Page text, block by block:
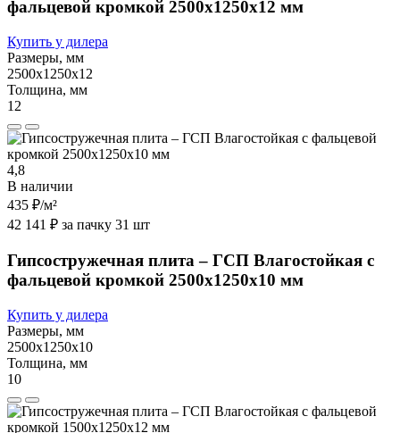
фальцевой кромкой 2500х1250х12 мм
Купить у дилера
Размеры, мм
2500х1250х12
Толщина, мм
12
4,8
В наличии
435 ₽/м²
42 141 ₽ за пачку 31 шт
Гипсостружечная плита – ГСП Влагостойкая с
фальцевой кромкой 2500х1250х10 мм
Купить у дилера
Размеры, мм
2500х1250х10
Толщина, мм
10